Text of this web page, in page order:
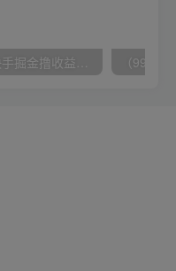
（10163期）快手掘金撸收益最新技术，高收益玩法，单日变现500+，小白必备项目